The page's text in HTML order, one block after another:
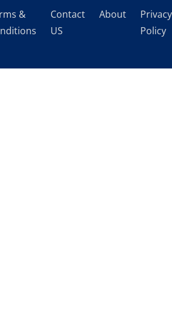
&
Contact
US
About
Privacy
Policy